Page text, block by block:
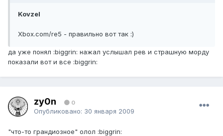
Kovzel
Xbox.com/re5 - правильно вот так :)
да уже понял :biggrin: нажал услышал рев и страшную морду
показали вот и все :biggrin:
zy0n 0
Опубликовано: 30 января 2009
"что-то грандиозное" олол :biggrin: